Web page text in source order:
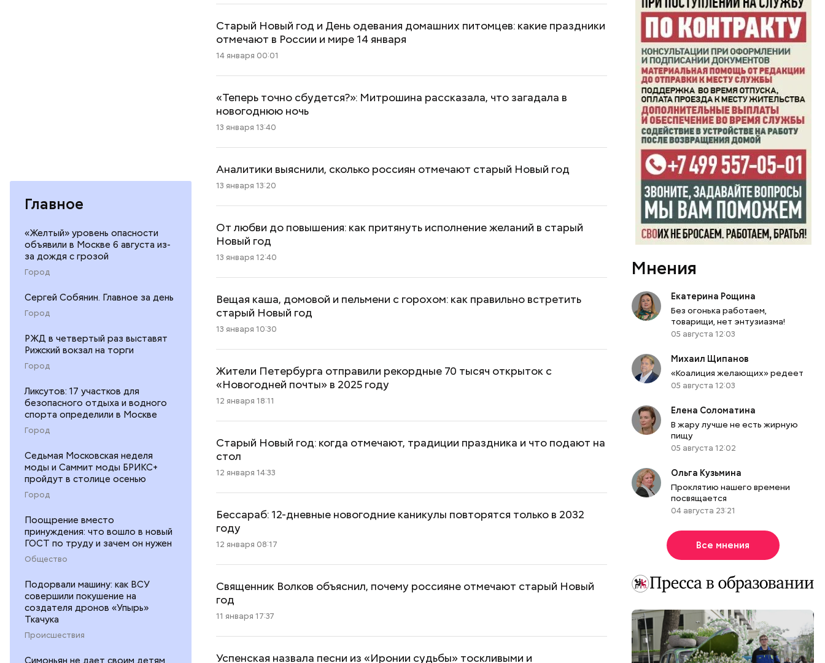
Главное
«Желтый» уровень опасности
объявили в Москве 6 августа из-
за дождя с грозой
Город
Сергей Собянин. Главное за день
Город
РЖД в четвертый раз выставят
Рижский вокзал на торги
Город
Ликсутов: 17 участков для
безопасного отдыха и водного
спорта определили в Москве
Город
Седьмая Московская неделя
моды и Саммит моды БРИКС+
пройдут в столице осенью
Город
Поощрение вместо
принуждения: что вошло в новый
ГОСТ по труду и зачем он нужен
Общество
Подорвали машину: как ВСУ
совершили покушение на
создателя дронов «Упырь»
Ткачука
Происшествия
Старый Новый год и День одевания домашних питомцев: какие праздники
отмечают в России и мире 14 января
14 января 00:01
«Теперь точно сбудется?»: Митрошина рассказала, что загадала в
новогоднюю ночь
13 января 13:40
Аналитики выяснили, сколько россиян отмечают старый Новый год
13 января 13:20
От любви до повышения: как притянуть исполнение желаний в старый
Новый год
13 января 12:40
Вещая каша, домовой и пельмени с горохом: как правильно встретить
старый Новый год
13 января 10:30
Жители Петербурга отправили рекордные 70 тысяч открыток с
«Новогодней почты» в 2025 году
12 января 18:11
Старый Новый год: когда отмечают, традиции праздника и что подают на
стол
12 января 14:33
Бессараб: 12-дневные новогодние каникулы повторятся только в 2032
году
12 января 08:17
Священник Волков объяснил, почему россияне отмечают старый Новый
год
11 января 17:37
Успенская назвала песни из «Иронии судьбы» тоскливыми и
Мнения
Екатерина Рощина
Без огонька работаем,
товарищи, нет энтузиазма!
05 августа 12:03
Михаил Щипанов
«Коалиция желающих» редеет
05 августа 12:03
Елена Соломатина
В жару лучше не есть жирную
пищу
05 августа 12:02
Ольга Кузьмина
Проклятию нашего времени
посвящается
04 августа 23:21
Все мнения